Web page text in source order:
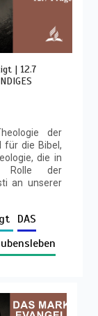
| 12.7
der
für die Bibel,
die in
Rolle der
an unserer
DAS